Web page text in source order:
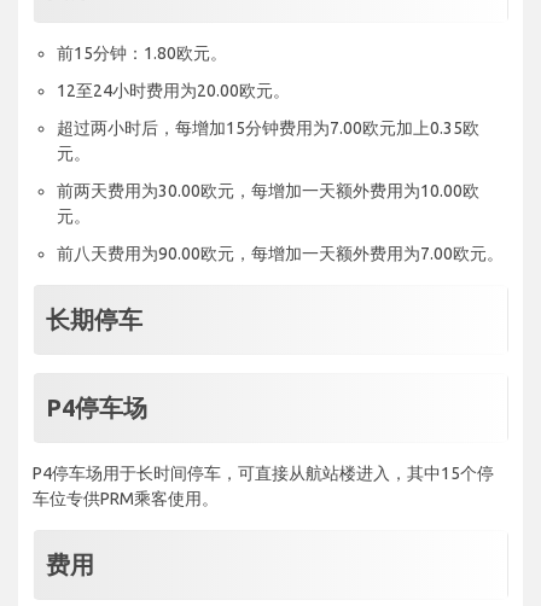
前15分钟：1.80欧元。
12至24小时费用为20.00欧元。
超过两小时后，每增加15分钟费用为7.00欧元加上0.35欧
元。
前两天费用为30.00欧元，每增加一天额外费用为10.00欧
元。
前八天费用为90.00欧元，每增加一天额外费用为7.00欧元。
长期停车
P4停车场
P4停车场用于长时间停车，可直接从航站楼进入，其中15个停
车位专供PRM乘客使用。
费用